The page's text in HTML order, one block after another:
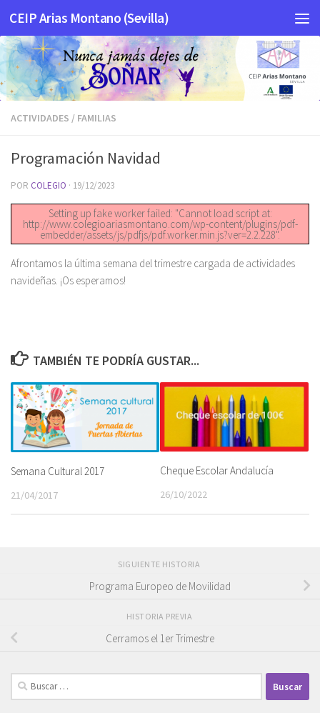
Saltar al contenido
CEIP Arias Montano (Sevilla)
ACTIVIDADES / FAMILIAS
Programación Navidad
POR COLEGIO · 19/12/2023
Setting up fake worker failed: "Cannot load script at:
http://www.colegioariasmontano.com/wp-content/plugins/pdf-
embedder/assets/js/pdfjs/pdf.worker.min.js?ver=2.2.228".
Afrontamos la última semana del trimestre cargada de actividades
navideñas. ¡Os esperamos!
TAMBIÉN TE PODRÍA GUSTAR...
Semana Cultural 2017
21/04/2017
Cheque Escolar Andalucía
26/10/2022
SIGUIENTE HISTORIA
Programa Europeo de Movilidad
HISTORIA PREVIA
Cerramos el 1er Trimestre
Buscar: